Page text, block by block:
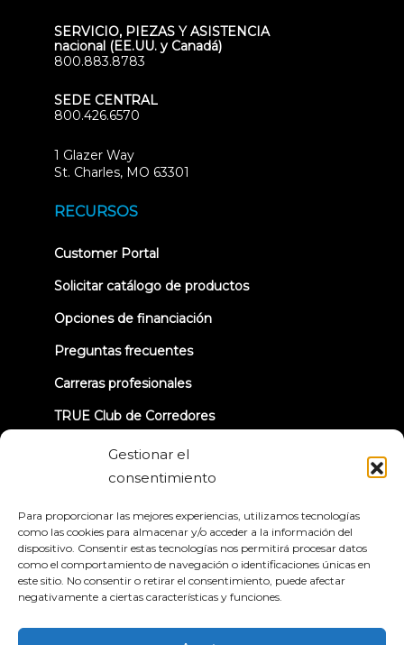
Gestionar el
consentimiento
Para proporcionar las mejores experiencias, utilizamos tecnologías
como las cookies para almacenar y/o acceder a la información del
dispositivo. Consentir estas tecnologías nos permitirá procesar datos
como el comportamiento de navegación o identificaciones únicas en
este sitio. No consentir o retirar el consentimiento, puede afectar
negativamente a ciertas características y funciones.
SERVICIO, PIEZAS Y ASISTENCIA
nacional (EE.UU. y Canadá)
800.883.8783
SEDE CENTRAL
800.426.6570
1 Glazer Way
St. Charles, MO 63301
RECURSOS
Customer Portal(opens
new
Solicitar catálogo de productos
Opciones de financiación
Preguntas frecuentes
Carreras profesionales
TRUE Club de Corredores
Información sobre la retirada
Política de privacidad
Condiciones generales
Declaración de accesibilidad